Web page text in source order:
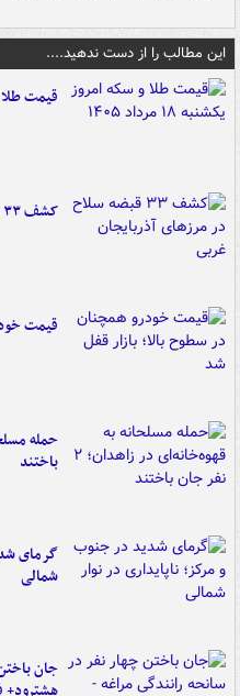
این مطالب را از دست ندهید....
قیمت طلا و
کشف ۳۳ قبضه سلاح در مرزهای آذربایجان غربی
قیمت
باختند
گرمای
شمالی
جان
هشترود+